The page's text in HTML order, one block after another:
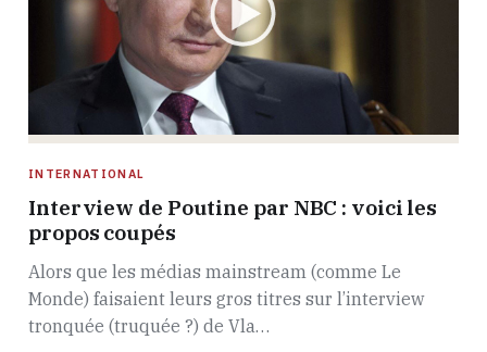
INTERNATIONAL
Interview de Poutine par NBC : voici les
propos coupés
Alors que les médias mainstream (comme Le
Monde) faisaient leurs gros titres sur l’interview
tronquée (truquée ?) de Vla…